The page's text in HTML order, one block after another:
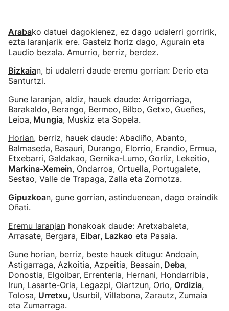
Arabako datuei dagokienez, ez dago udalerri gorririk,
ezta laranjarik ere. Gasteiz horiz dago, Agurain eta
Laudio bezala. Amurrio, berriz, berdez.
Bizkaian, bi udalerri daude eremu gorrian: Derio eta
Santurtzi.
Gune laranjan, aldiz, hauek daude: Arrigorriaga,
Barakaldo, Berango, Bermeo, Bilbo, Getxo, Gueñes,
Leioa, Mungia, Muskiz eta Sopela.
Horian, berriz, hauek daude: Abadiño, Abanto,
Balmaseda, Basauri, Durango, Elorrio, Erandio, Ermua,
Etxebarri, Galdakao, Gernika-Lumo, Gorliz, Lekeitio,
Markina-Xemein, Ondarroa, Ortuella, Portugalete,
Sestao, Valle de Trapaga, Zalla eta Zornotza.
Gipuzkoan, gune gorrian, astinduenean, dago oraindik
Oñati.
Eremu laranjan honakoak daude: Aretxabaleta,
Arrasate, Bergara, Eibar, Lazkao eta Pasaia.
Gune horian, berriz, beste hauek ditugu: Andoain,
Astigarraga, Azkoitia, Azpeitia, Beasain, Deba,
Donostia, Elgoibar, Errenteria, Hernani, Hondarribia,
Irun, Lasarte-Oria, Legazpi, Oiartzun, Orio, Ordizia,
Tolosa, Urretxu, Usurbil, Villabona, Zarautz, Zumaia
eta Zumarraga.